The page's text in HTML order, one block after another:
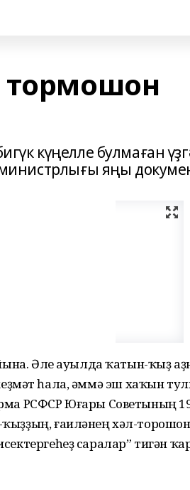
күңелле булмаған
яңы
Әле ауылда ҡатын-ҡыҙ
хеҙмәт һала, әммә эш хаҡын
РСФСР Юғары Советының
ғаиләнең хәл-торошон
саралар” тигән